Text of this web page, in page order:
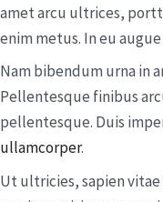
amet arcu ultrices,
enim metus. In eu augue
Nam bibendum urna in
Pellentesque finibus
pellentesque. Duis
ullamcorper.
Ut ultricies, sapien